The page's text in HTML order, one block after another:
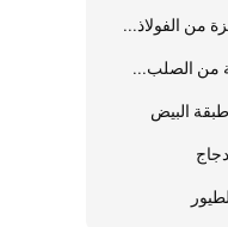
من الفولاذ...
من الصلب...
البيض